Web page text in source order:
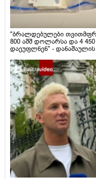
"ბრალდებულები
800 აშშ დოლარსა და 4
დაეუფლნენ" -